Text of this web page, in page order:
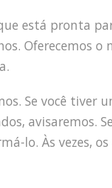
está pronta
Oferecemos o
Se você tiver
avisaremos.
lo. Às vezes,